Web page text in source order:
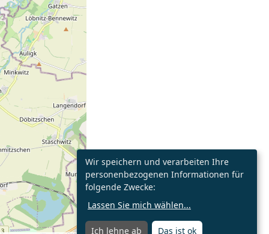
Wir speichern und verarbeiten Ihre
personenbezogenen Informationen für
folgende Zwecke:
Lassen Sie mich wählen...
Ich lehne ab Das ist ok